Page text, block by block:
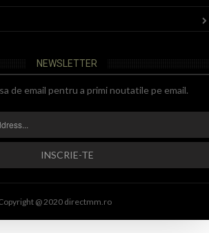
NEWSLETTER
de email pentru a primi noutatile pe email.
@ 2020 directmm.ro